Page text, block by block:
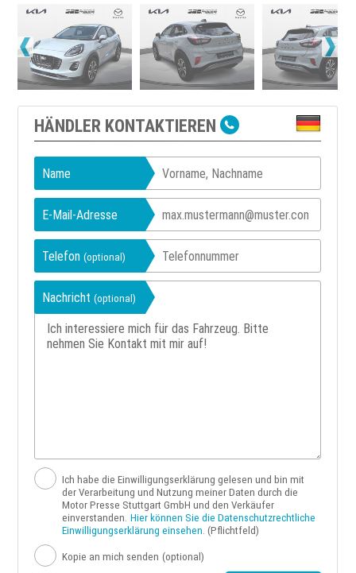
HÄNDLER KONTAKTIEREN
Name
E-Mail-Adresse
Telefon(optional)
Nachricht(optional)
Ich habe die Einwilligungserklärung gelesen und bin mit
der Verarbeitung und Nutzung meiner Daten durch die
Motor Presse Stuttgart GmbH und den Verkäufer
einverstanden. Hier können Sie die Datenschutzrechtliche
Einwilligungserklärung einsehen. (Pflichtfeld)
Kopie an mich senden (optional)